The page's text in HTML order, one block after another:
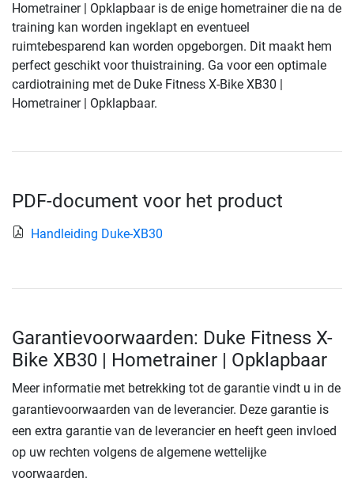
Hometrainer | Opklapbaar is de enige hometrainer die na de
training kan worden ingeklapt en eventueel
ruimtebesparend kan worden opgeborgen. Dit maakt hem
perfect geschikt voor thuistraining. Ga voor een optimale
cardiotraining met de Duke Fitness X-Bike XB30 |
Hometrainer | Opklapbaar.
PDF-document voor het product
Handleiding Duke-XB30
Garantievoorwaarden: Duke Fitness X-
Bike XB30 | Hometrainer | Opklapbaar
Meer informatie met betrekking tot de garantie vindt u in de
garantievoorwaarden van de leverancier. Deze garantie is
een extra garantie van de leverancier en heeft geen invloed
op uw rechten volgens de algemene wettelijke
voorwaarden.